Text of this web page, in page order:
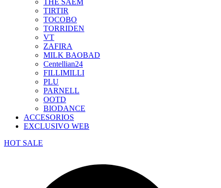
TIRTIR
TOCOBO
TORRIDEN
VT
ZAFIRA
MILK BAOBAD
Centellian24
FILLIMILLI
PLU
PARNELL
OOTD
BIODANCE
ACCESORIOS
EXCLUSIVO WEB
HOT SALE